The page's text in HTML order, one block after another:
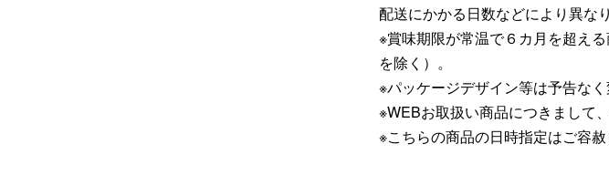
配送にかかる日数などにより異なり
※賞味期限が常温で６カ月を超え
を除く）。
※パッケージデザイン等は予告な
※WEBお取扱い商品につきまして
※こちらの商品の日時指定はご容赦